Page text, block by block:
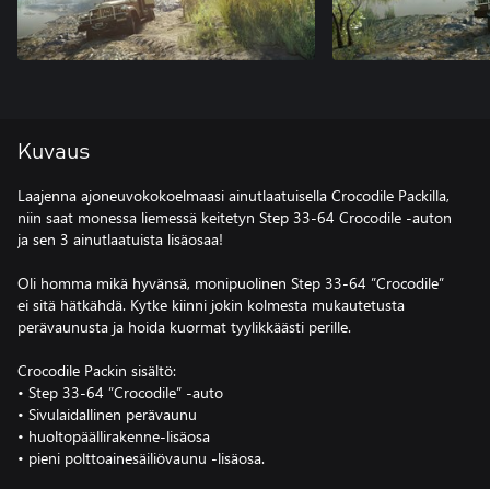
Kuvaus
Laajenna ajoneuvokokoelmaasi ainutlaatuisella Crocodile Packilla,
niin saat monessa liemessä keitetyn Step 33-64 Crocodile -auton
ja sen 3 ainutlaatuista lisäosaa!
Oli homma mikä hyvänsä, monipuolinen Step 33-64 ”Crocodile”
ei sitä hätkähdä. Kytke kiinni jokin kolmesta mukautetusta
perävaunusta ja hoida kuormat tyylikkäästi perille.
Crocodile Packin sisältö:
• Step 33-64 ”Crocodile” -auto
• Sivulaidallinen perävaunu
• huoltopäällirakenne-lisäosa
• pieni polttoainesäiliövaunu -lisäosa.